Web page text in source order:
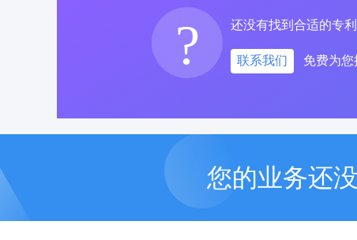
? 还没有找到合适的专利
联系我们 免费为您
您的业务还